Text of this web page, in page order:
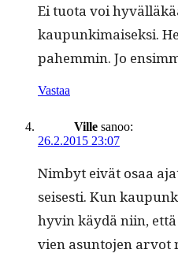
Ei tuo­ta voi
kaupunki­maisek­si.
pahem­min. Jo
Vastaa
Ville sanoo:
26.2.2015 23:07
Nim­byt eivät osaa
seis­es­ti. Kun
hyvin käy­dä niin,
vien asun­to­jen arvot